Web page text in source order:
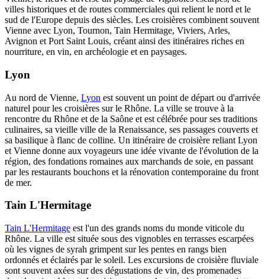
villes historiques et de routes commerciales qui relient le nord et le
sud de l'Europe depuis des siècles. Les croisières combinent souvent
Vienne avec Lyon, Tournon, Tain Hermitage, Viviers, Arles,
Avignon et Port Saint Louis, créant ainsi des itinéraires riches en
nourriture, en vin, en archéologie et en paysages.
Lyon
Au nord de Vienne, Lyon est souvent un point de départ ou d'arrivée
naturel pour les croisières sur le Rhône. La ville se trouve à la
rencontre du Rhône et de la Saône et est célébrée pour ses traditions
culinaires, sa vieille ville de la Renaissance, ses passages couverts et
sa basilique à flanc de colline. Un itinéraire de croisière reliant Lyon
et Vienne donne aux voyageurs une idée vivante de l'évolution de la
région, des fondations romaines aux marchands de soie, en passant
par les restaurants bouchons et la rénovation contemporaine du front
de mer.
Tain L'Hermitage
Tain L'Hermitage est l'un des grands noms du monde viticole du
Rhône. La ville est située sous des vignobles en terrasses escarpées
où les vignes de syrah grimpent sur les pentes en rangs bien
ordonnés et éclairés par le soleil. Les excursions de croisière fluviale
sont souvent axées sur des dégustations de vin, des promenades